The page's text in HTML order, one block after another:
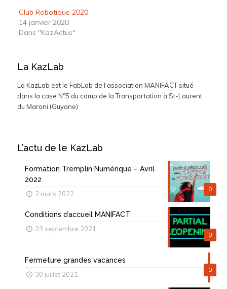
Club Robotique 2020
14 janvier 2020
Dans "KazActus"
La KazLab
La KazLab est le FabLab de l’association MANIFACT situé
dans la case N°5 du camp de la Transportation à St-Laurent
du Maroni (Guyane)
L’actu de le KazLab
0
Formation Tremplin Numérique – Avril
2022
2 mars 2022
0
Conditions d’accueil MANIFACT
23 septembre 2021
0
Fermeture grandes vacances
30 juillet 2021